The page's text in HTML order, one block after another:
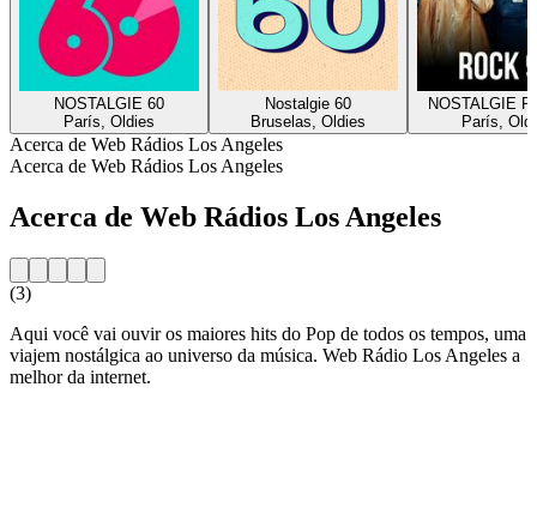
NOSTALGIE 60
París, Oldies
Nostalgie 60
Bruselas, Oldies
NOSTALGIE
París,
Acerca de Web Rádios Los Angeles
Acerca de Web Rádios Los Angeles
Acerca de Web Rádios Los Angeles
(3)
Aqui você vai ouvir os maiores hits do Pop de todos os tempos, uma
viajem nostálgica ao universo da música. Web Rádio Los Angeles a
melhor da internet.